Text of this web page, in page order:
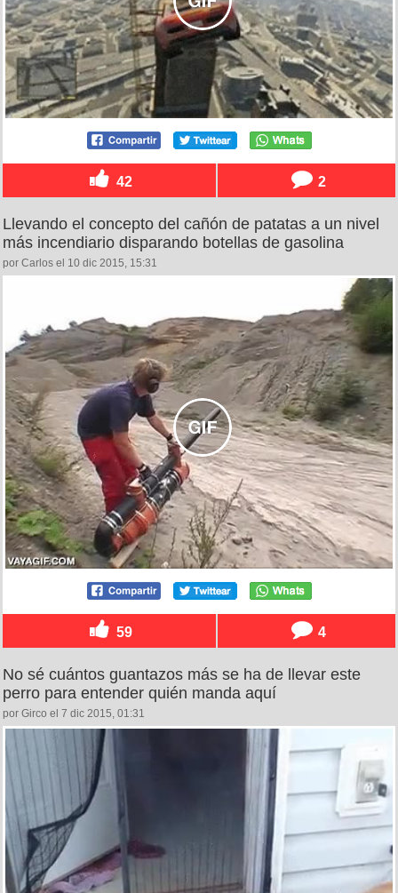
42 2
Llevando el concepto del cañón de patatas a un nivel
más incendiario disparando botellas de gasolina
por Carlos el 10 dic 2015, 15:31
59 4
No sé cuántos guantazos más se ha de llevar este
perro para entender quién manda aquí
por Girco el 7 dic 2015, 01:31